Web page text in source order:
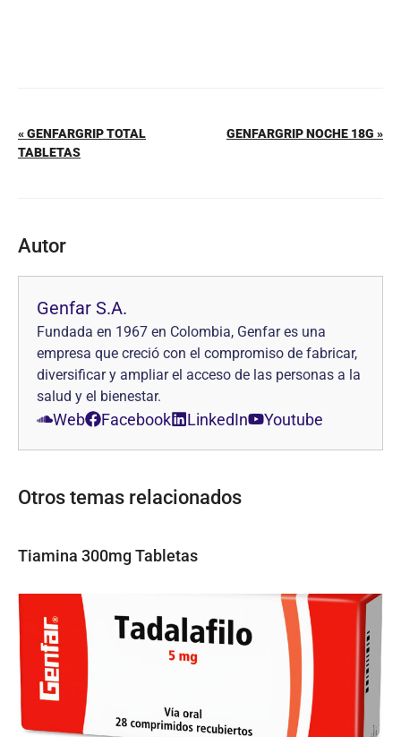
« GENFARGRIP TOTAL
TABLETAS
GENFARGRIP NOCHE 18G »
Autor
Genfar S.A.
Fundada en 1967 en Colombia, Genfar es una
empresa que creció con el compromiso de fabricar,
diversificar y ampliar el acceso de las personas a la
salud y el bienestar.
Web Facebook LinkedIn Youtube
Otros temas relacionados
Tiamina 300mg Tabletas